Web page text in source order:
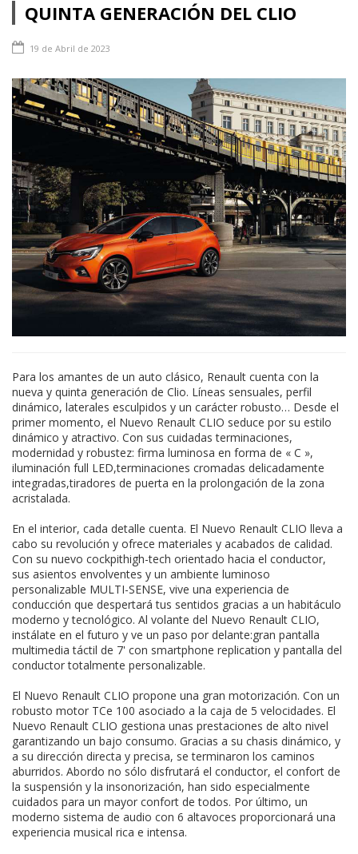
QUINTA GENERACIÓN DEL CLIO
19 de Abril de 2023
Para los amantes de un auto clásico, Renault cuenta con la
nueva y quinta generación de Clio. Líneas sensuales, perfil
dinámico, laterales esculpidos y un carácter robusto… Desde el
primer momento, el Nuevo Renault CLIO seduce por su estilo
dinámico y atractivo. Con sus cuidadas terminaciones,
modernidad y robustez: firma luminosa en forma de « C »,
iluminación full LED,terminaciones cromadas delicadamente
integradas,tiradores de puerta en la prolongación de la zona
acristalada.
En el interior, cada detalle cuenta. El Nuevo Renault CLIO lleva a
cabo su revolución y ofrece materiales y acabados de calidad.
Con su nuevo cockpithigh-tech orientado hacia el conductor,
sus asientos envolventes y un ambiente luminoso
personalizable MULTI-SENSE, vive una experiencia de
conducción que despertará tus sentidos gracias a un habitáculo
moderno y tecnológico. Al volante del Nuevo Renault CLIO,
instálate en el futuro y ve un paso por delante:gran pantalla
multimedia táctil de 7' con smartphone replication y pantalla del
conductor totalmente personalizable.
El Nuevo Renault CLIO propone una gran motorización. Con un
robusto motor TCe 100 asociado a la caja de 5 velocidades. El
Nuevo Renault CLIO gestiona unas prestaciones de alto nivel
garantizando un bajo consumo. Gracias a su chasis dinámico, y
a su dirección directa y precisa, se terminaron los caminos
aburridos. Abordo no sólo disfrutará el conductor, el confort de
la suspensión y la insonorización, han sido especialmente
cuidados para un mayor confort de todos. Por último, un
moderno sistema de audio con 6 altavoces proporcionará una
experiencia musical rica e intensa.